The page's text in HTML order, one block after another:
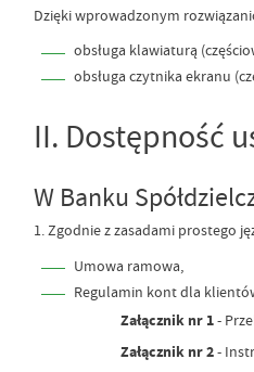
Dzięki wprowadzonym
obsługa klawiaturą
obsługa czytnika ekranu
II. Dostępność
W Banku
1. Zgodnie z zasadami prostego
Umowa ramowa,
Regulamin kont dla
Załącznik nr 1-
Załącznik nr 2-